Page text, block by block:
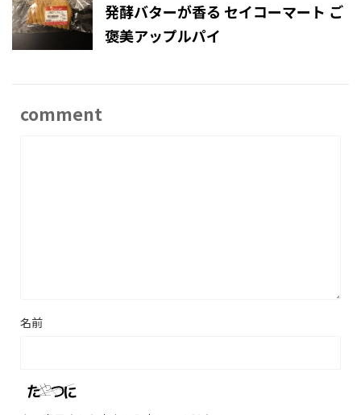
発酵バターが香る セイコーマート ご
褒美アップルパイ
comment
名前